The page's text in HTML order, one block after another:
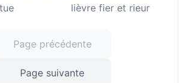
lièvre fier et rieur
Page précédente
Page suivante